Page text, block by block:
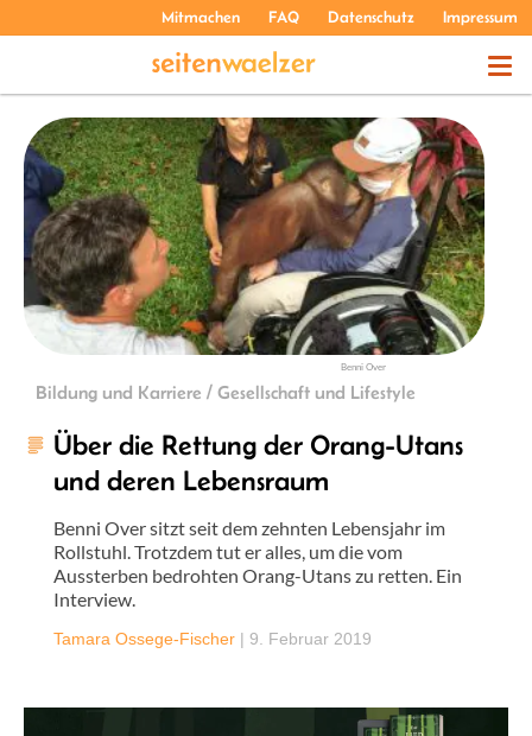
Mitmachen FAQ Datenschutz Impressum
THEMEN
PODCASTS
ÜBER UNS
Benni Over
Bildung und Karriere / Gesellschaft und Lifestyle
Über die Rettung der Orang-Utans
und deren Lebensraum
Benni Over sitzt seit dem zehnten Lebensjahr im
Rollstuhl. Trotzdem tut er alles, um die vom
Aussterben bedrohten Orang-Utans zu retten. Ein
Interview.
Tamara Ossege-Fischer | 9. Februar 2019